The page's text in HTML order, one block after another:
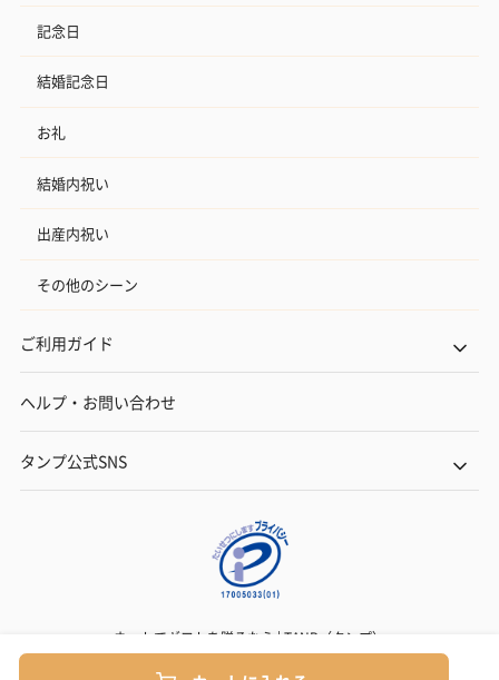
記念日
結婚記念日
お礼
結婚内祝い
出産内祝い
その他のシーン
ご利用ガイド
ヘルプ・お問い合わせ
タンプ公式SNS
ネットでギフトを贈るなら | TANP（タンプ）